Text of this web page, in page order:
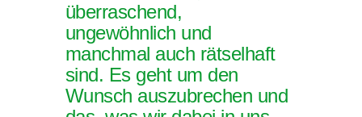
überraschend,
ungewöhnlich und
manchmal auch rätselhaft
sind. Es geht um den
Wunsch auszubrechen und